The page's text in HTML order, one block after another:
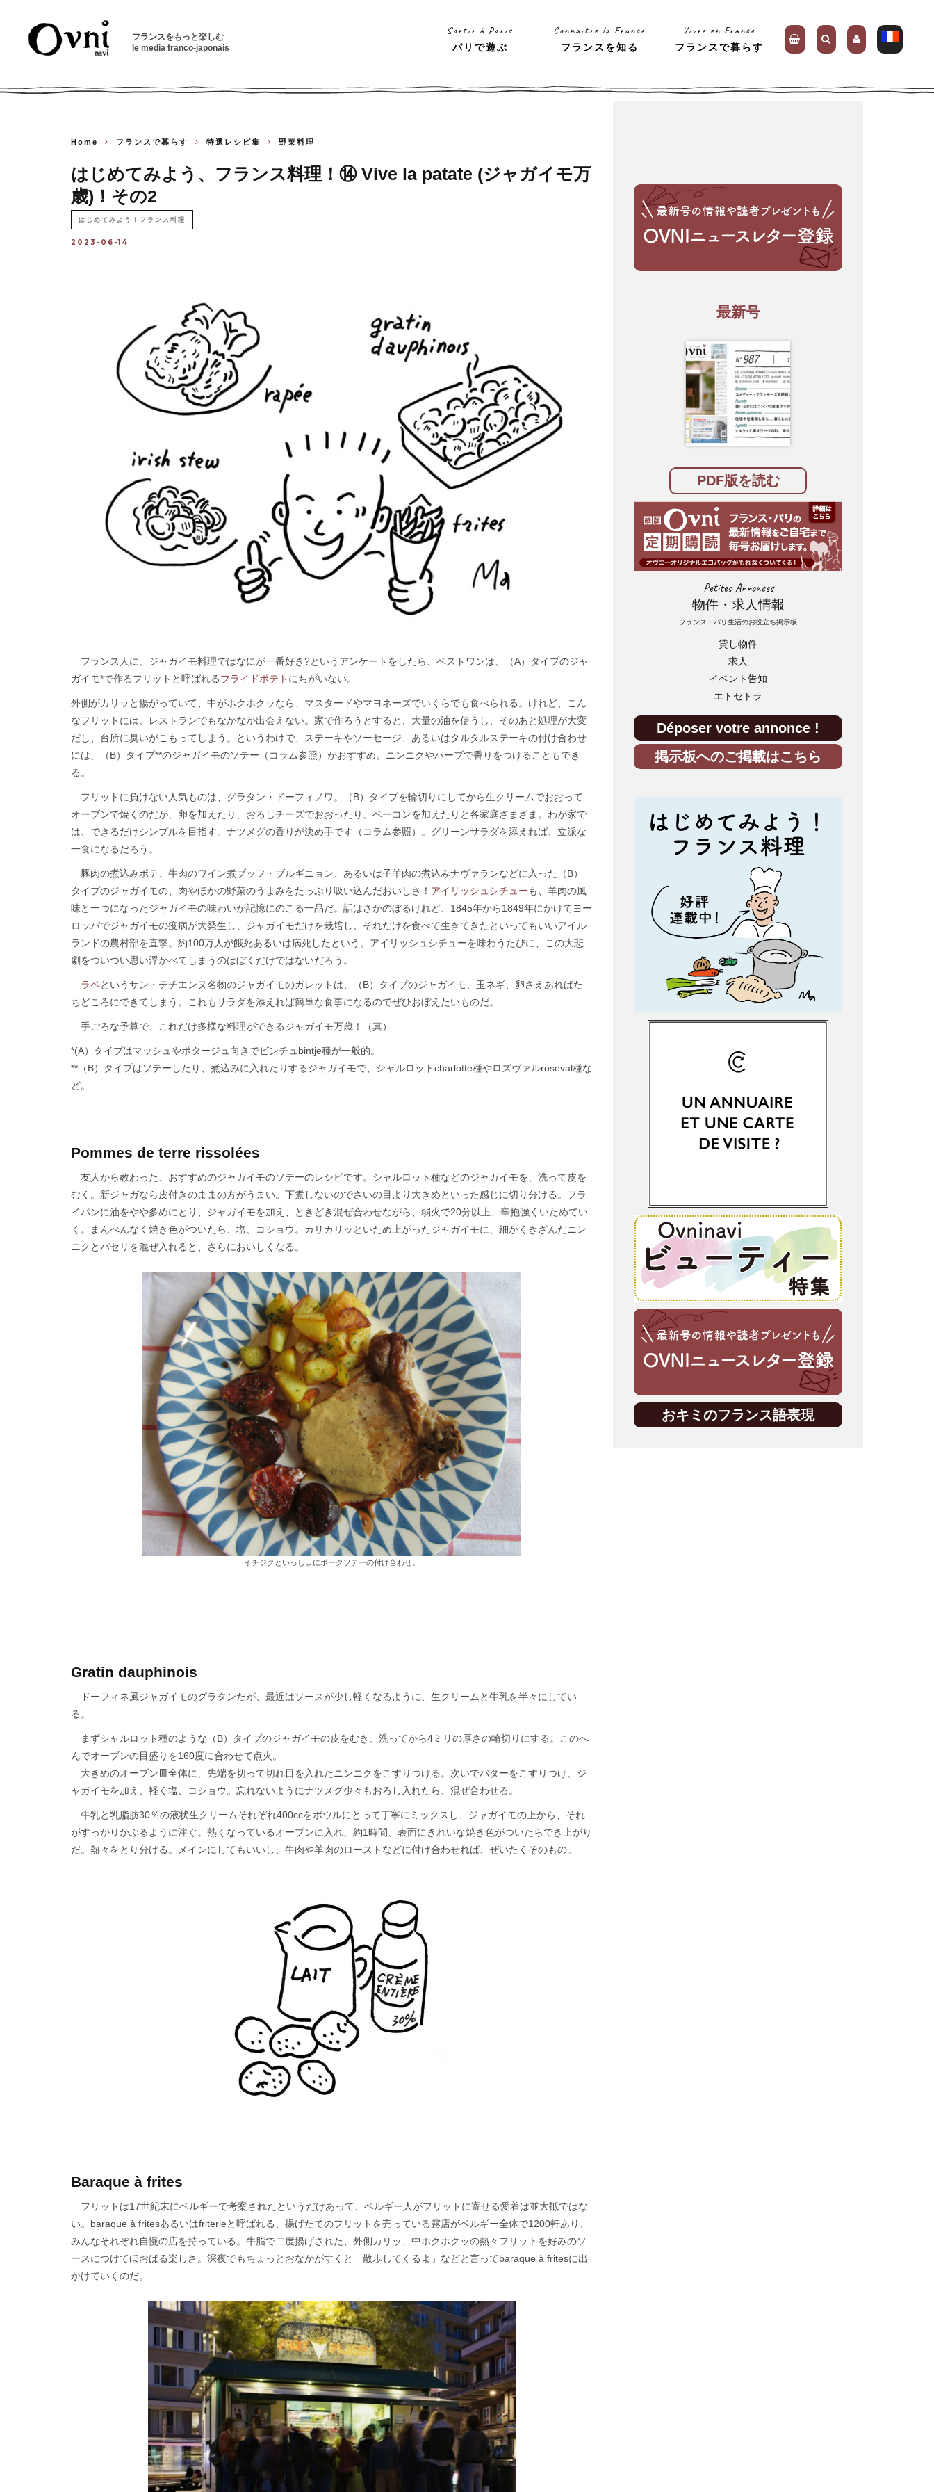
フランスをもっと楽しむ
le media franco-japonais
Sortir à Paris
パリで遊ぶ
Connaitre la France
フランスを知る
Vivre en France
フランスで暮らす
Home フランスで暮らす 特選レシピ集 野菜料理
はじめてみよう、フランス料理！⑭ Vive la patate (ジャガイモ万
歳)！その2
はじめてみよう！フランス料理
2023-06-14
フランス人に、ジャガイモ料理ではなにが一番好き?というアンケートをしたら、ベストワンは、（A）タイプのジャ
ガイモ*で作るフリットと呼ばれるフライドポテト にちがいない。
外側がカリッと揚がっていて、中がホクホクッなら、マスタードやマヨネーズでいくらでも食べられる。けれど、こん
なフリットには、レストランでもなかなか出会えない。家で作ろうとすると、大量の油を使うし、そのあと処理が大変
だし、台所に臭いがこもってしまう。というわけで、ステーキやソーセージ、あるいはタルタルステーキの付け合わせ
には、（B）タイプ**のジャガイモのソテー（コラム参照）がおすすめ。ニンニクやハーブで香りをつけることもでき
る。
フリットに負けない人気ものは、グラタン・ドーフィノワ。（B）タイプを輪切りにしてから生クリームでおおって
オーブンで焼くのだが、卵を加えたり、おろしチーズでおおったり、ベーコンを加えたりと各家庭さまざま。わが家で
は、できるだけシンプルを目指す。ナツメグの香りが決め手です（コラム参照）。グリーンサラダを添えれば、立派な
一食になるだろう。
豚肉の煮込みポテ、牛肉のワイン煮ブッフ・ブルギニョン、あるいは子羊肉の煮込みナヴァランなどに入った（B）
タイプのジャガイモの、肉やほかの野菜のうまみをたっぷり吸い込んだおいしさ！ アイリッシュシチューも、羊肉の風
味と一つになったジャガイモの味わいが記憶にのこる一品だ。話はさかのぼるけれど、1845年から1849年にかけてヨー
ロッパでジャガイモの疫病が大発生し、ジャガイモだけを栽培し、それだけを食べて生きてきたといってもいいアイル
ランドの農村部を直撃。約100万人が餓死あるいは病死したという。アイリッシュシチューを味わうたびに、この大悲
劇をついつい思い浮かべてしまうのはぼくだけではないだろう。
ラペというサン・テチエンヌ名物のジャガイモのガレットは、（B）タイプのジャガイモ、玉ネギ、卵さえあればた
ちどころにできてしまう。これもサラダを添えれば簡単な食事になるのでぜひおぼえたいものだ。
手ごろな予算で、これだけ多様な料理ができるジャガイモ万歳！（真）
*(A）タイプはマッシュやポタージュ向きでビンチュbintje種が一般的。
**（B）タイプはソテーしたり、煮込みに入れたりするジャガイモで、シャルロットcharlotte種やロズヴァルroseval種な
ど。
Pommes de terre rissolées
友人から教わった、おすすめのジャガイモのソテーのレシピです。シャルロット種などのジャガイモを、洗って皮を
むく。新ジャガなら皮付きのままの方がうまい。下煮しないのでさいの目より大きめといった感じに切り分ける。フラ
イパンに油をやや多めにとり、ジャガイモを加え、ときどき混ぜ合わせながら、弱火で20分以上、辛抱強くいためてい
く。まんべんなく焼き色がついたら、塩、コショウ。カリカリッといため上がったジャガイモに、細かくきざんだニン
ニクとパセリを混ぜ入れると、さらにおいしくなる。
イチジクといっしょにポークソテーの付け合わせ。
Gratin dauphinois
ドーフィネ風ジャガイモのグラタンだが、最近はソースが少し軽くなるように、生クリームと牛乳を半々にしてい
る。
まずシャルロット種のような（B）タイプのジャガイモの皮をむき、洗ってから4ミリの厚さの輪切りにする。このへ
んでオーブンの目盛りを160度に合わせて点火。
大きめのオーブン皿全体に、先端を切って切れ目を入れたニンニクをこすりつける。次いでバターをこすりつけ、ジ
ャガイモを加え、軽く塩、コショウ。忘れないようにナツメグ少々もおろし入れたら、混ぜ合わせる。
牛乳と乳脂肪30％の液状生クリームそれぞれ400ccをボウルにとって丁寧にミックスし、ジャガイモの上から、それ
がすっかりかぶるように注ぐ。熱くなっているオーブンに入れ、約1時間、表面にきれいな焼き色がついたらでき上がり
だ。熱々をとり分ける。メインにしてもいいし、牛肉や羊肉のローストなどに付け合わせれば、ぜいたくそのもの。
Baraque à frites
フリットは17世紀末にベルギーで考案されたというだけあって、ベルギー人がフリットに寄せる愛着は並大抵ではな
い。baraque à fritesあるいはfriterieと呼ばれる、揚げたてのフリットを売っている露店がベルギー全体で1200軒あり、
みんなそれぞれ自慢の店を持っている。牛脂で二度揚げされた、外側カリッ、中ホクホクッの熱々フリットを好みのソ
ースにつけてほおばる楽しさ。深夜でもちょっとおなかがすくと「散歩してくるよ」などと言ってbaraque à fritesに出
かけていくのだ。
最新号
PDF版を読む
Petites Annonces
物件・求人情報
フランス・パリ生活のお役立ち掲示板
貸し物件
求人
イベント告知
エトセトラ
Déposer votre annonce !
掲示板へのご掲載はこちら
おキミのフランス語表現